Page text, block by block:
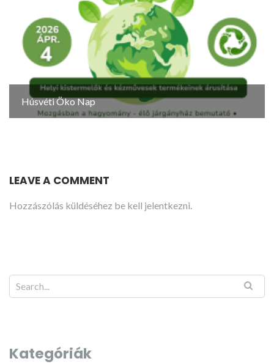
Húsvéti Öko Nap
LEAVE A COMMENT
Hozzászólás küldéséhez be kell jelentkezni.
Kategóriák